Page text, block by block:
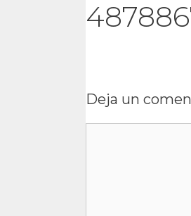
Deja un